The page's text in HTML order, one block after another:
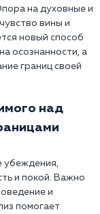
на духовные и
вины и
новый способ
осознанности, а
границ своей
над
убеждения,
и покой. Важно
и
помогает